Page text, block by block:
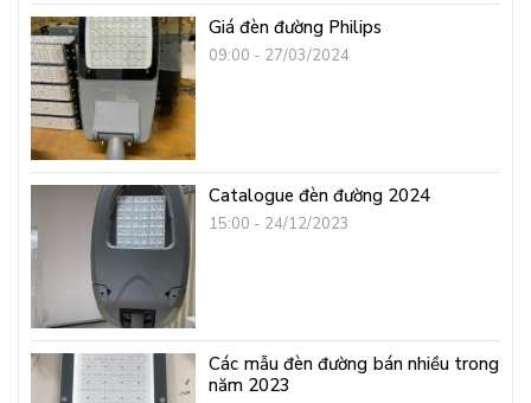
Giá đèn đường Philips
09:00 - 27/03/2024
Catalogue đèn đường 2024
15:00 - 24/12/2023
Các mẫu đèn đường bán nhiều trong
năm 2023